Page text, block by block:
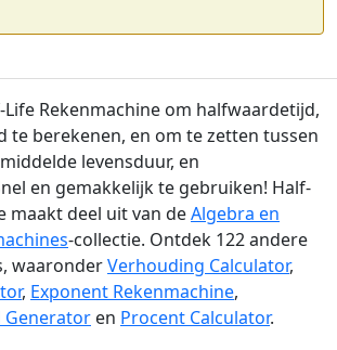
Rekenmachine om halfwaardetijd,
te berekenen, en om te zetten tussen
levensduur, en
en gemakkelijk te gebruiken! Half-
maakt deel uit van deAlgebra en
-collectie. Ontdek 122 andere
waaronderVerhouding Calculator,
, Exponent Rekenmachine,
Generator en Procent Calculator.